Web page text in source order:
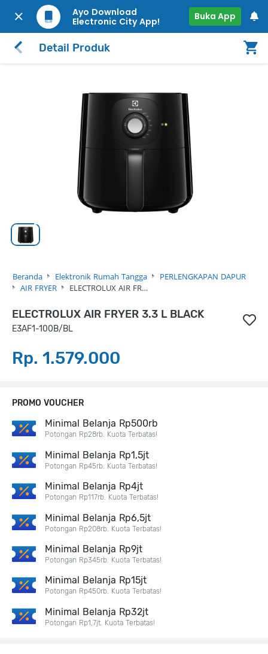
Ayo Download
Electronic City App!
Buka App
Detail Produk
Beranda Elektronik Rumah Tangga
PERLENGKAPAN DAPUR
AIR FRYER
ELECTROLUX AIR FR…
ELECTROLUX AIR FRYER 3.3 L BLACK
E3AF1-100B/BL
Rp. 1.579.000
PROMO VOUCHER
Minimal Belanja Rp500rb
Potongan Rp28rb. Kuota Terbatas!
Minimal Belanja Rp1,5jt
Potongan Rp45rb. Kuota Terbatas!
Minimal Belanja Rp4jt
Potongan Rp117rb. Kuota Terbatas!
Minimal Belanja Rp6,5jt
Potongan Rp208rb. Kuota Terbatas!
Minimal Belanja Rp9jt
Potongan Rp345rb. Kuota Terbatas!
Minimal Belanja Rp15jt
Potongan Rp450rb. Kuota Terbatas!
Minimal Belanja Rp32jt
Potongan Rp1,7jt. Kuota Terbatas!